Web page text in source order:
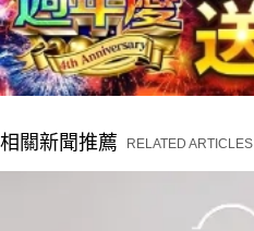
相關新聞推薦 RELATED ARTICLES